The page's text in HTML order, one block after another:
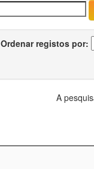
Ordenar registos por:
A